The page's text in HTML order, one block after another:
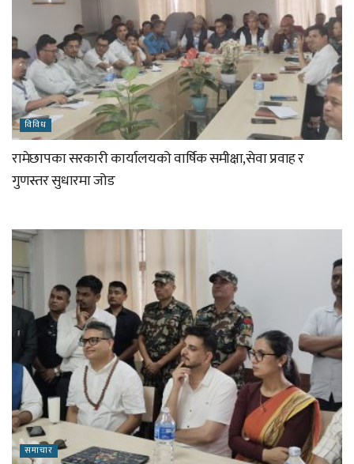
विविध
रामेछापका सरकारी कार्यालयको वार्षिक समीक्षा,सेवा प्रवाह र
गुणस्तर सुधारमा जोड
समाचार